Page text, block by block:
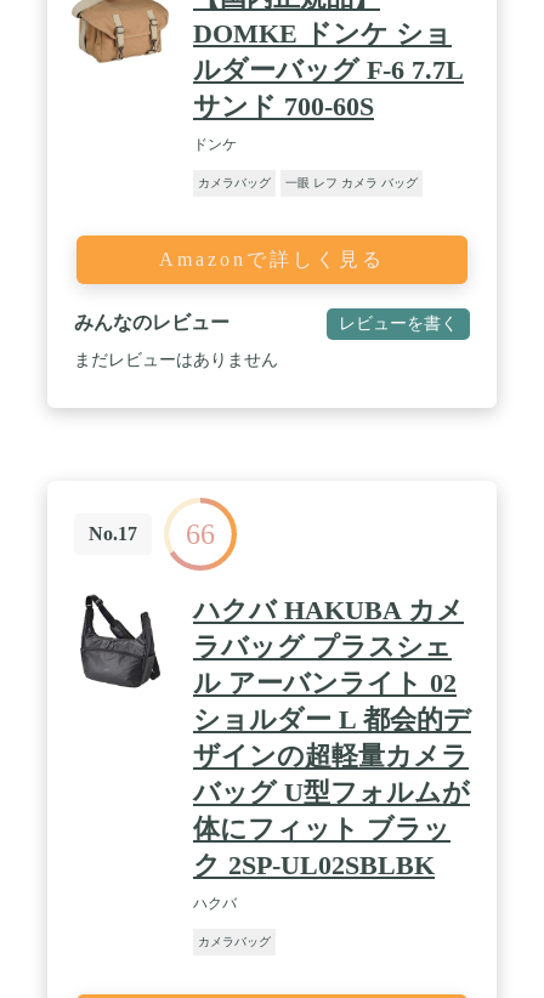
DOMKE ドンケ ショ
ルダーバッグ F-6 7.7L
サンド 700-60S
ドンケ
カメラバッグ 一眼 レフ カメラ バッグ
Amazonで詳しく見る
みんなのレビュー レビューを書く
まだレビューはありません
No.17 66
ハクバ HAKUBA カメ
ラバッグ プラスシェ
ル アーバンライト 02
ショルダー L 都会的デ
ザインの超軽量カメラ
バッグ U型フォルムが
体にフィット ブラッ
ク 2SP-UL02SBLBK
ハクバ
カメラバッグ